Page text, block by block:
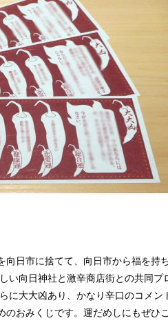
向日市に捨てて、向日市から福を持
い向日神社と激辛商店街との共同プ
に大大凶あり、かなり辛口のコメン
おみくじです。運だめしにもぜひ